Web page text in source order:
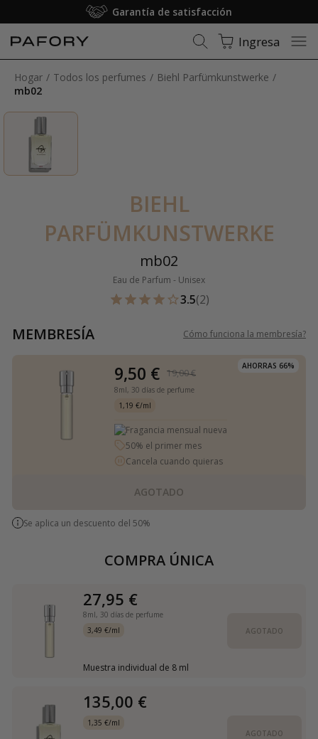
Garantía de satisfacción
Ingresa
Hogar Todos los perfumes
Biehl Parfümkunstwerke
mb02
BIEHL
PARFÜMKUNSTWERKE
mb02
Eau de Parfum - Unisex
3.5(2)
MEMBRESÍA Cómo funciona la membresía?
AHORRAS 66%
9,50 € 19,00 €
8ml, 30 días de perfume
1,19 €/ml
Fragancia mensual nueva
50% el primer mes
Cancela cuando quieras
AGOTADO
Se aplica un descuento del 50%
COMPRA ÚNICA
27,95 €
8ml, 30 días de perfume
3,49 €/ml
Muestra individual de 8 ml
AGOTADO
135,00 €
1,35 €/ml
AGOTADO